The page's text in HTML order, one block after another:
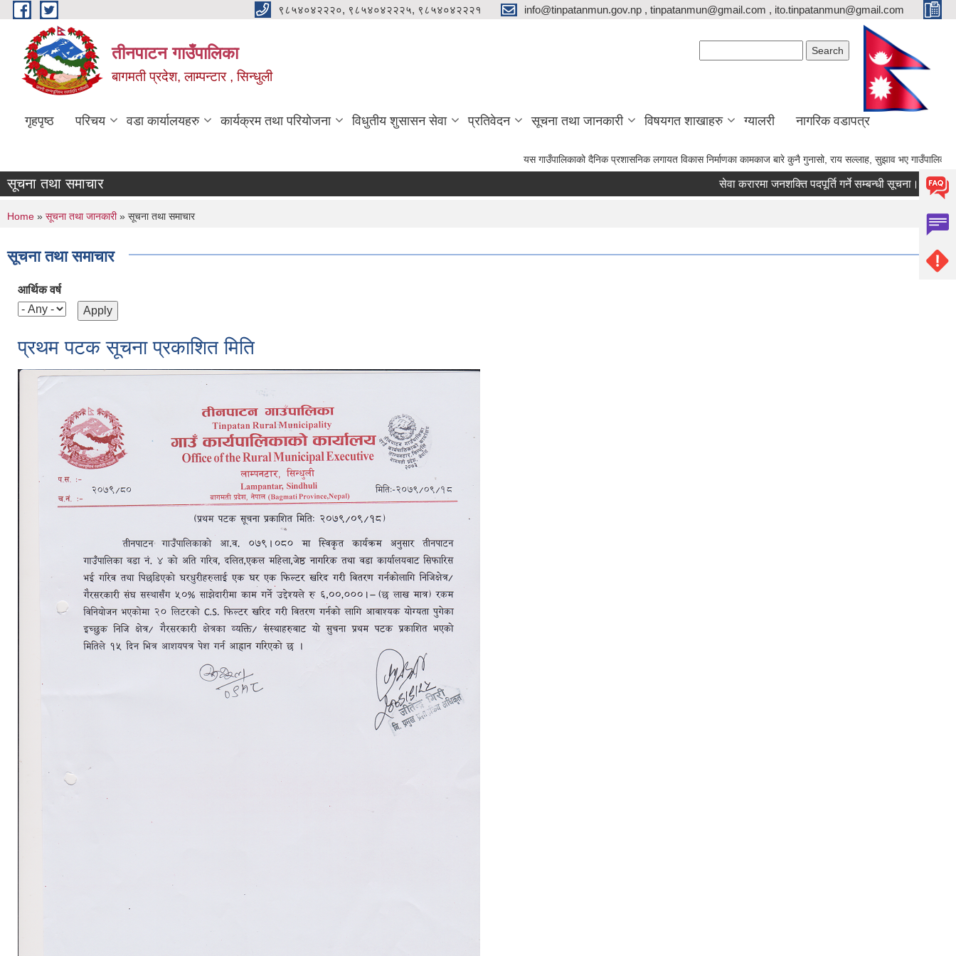
Skip to main content ९८५४०४२२२०, ९८५४०४२२२५, ९८५४०४२२२१ info@tinpatanmun.gov.np , tinpatanmun@gmail.com , ito.tinpatanmun@gmail.com
तीनपाटन गाउँपालिका
बागमती प्रदेश, लाम्पन्टार , सिन्धुली
गृहपृष्ठ परिचय वडा कार्यालयहरु कार्यक्रम तथा परियोजना विधुतीय शुसासन सेवा प्रतिवेदन सूचना तथा जानकारी विषयगत शाखाहरु ग्यालरी नागरिक वडापत्र
यस गाउँपालिकाको दैनिक प्रशासनिक लगायत विकास निर्माणका कामकाज बारे कुनै गुनासो, राय सल्लाह, सुझाव भए गाउँपालिकाका अध्यक्ष ज्यू,
सूचना तथा समाचार सेवा करारमा जनशक्ति पदपूर्ति गर्ने सम्बन्धी सूचना। का.स.मु.
You are here
Home » सूचना तथा जानकारी» सूचना तथा समाचार
सूचना तथा समाचार
आर्थिक वर्ष
प्रथम पटक सूचना प्रकाशित मिति